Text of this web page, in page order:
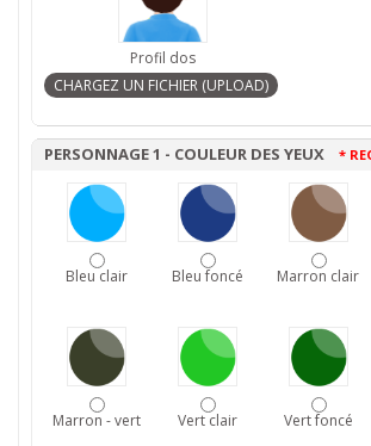
Profil dos
PERSONNAGE 1 - COULEUR DES YEUX *
Bleu clair Bleu foncé Marron clair
Marron - vert Vert clair Vert foncé